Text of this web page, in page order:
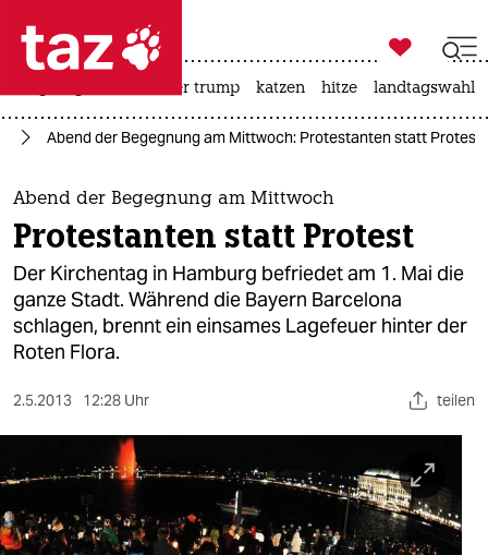
 taz zahl ich
taz zahl ich
themen
politik
öko
gesellschaft
kultur
sport
berlin
nord

taz zahl ich
usa unter trump katzen hitze landtagswahl
Abend der Begegnung am Mittwoch: Protestanten statt Protest
Abend der Begegnung am Mittwoch
Protestanten statt Protest
Der Kirchentag in Hamburg befriedet am 1. Mai die
ganze Stadt. Während die Bayern Barcelona
schlagen, brennt ein einsames Lagefeuer hinter der
Roten Flora.
2.5.2013 12:28 Uhr teilen